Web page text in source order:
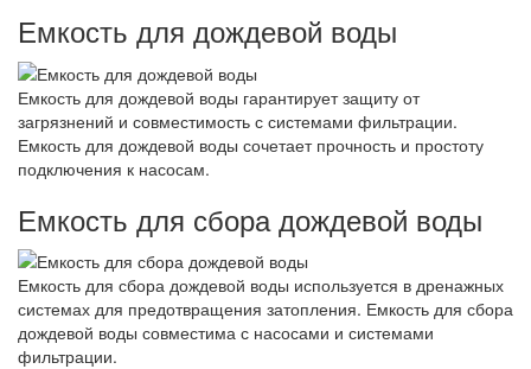
Емкость для дождевой воды
Емкость для дождевой воды гарантирует защиту от
загрязнений и совместимость с системами фильтрации.
Емкость для дождевой воды сочетает прочность и простоту
подключения к насосам.
Емкость для сбора дождевой воды
Емкость для сбора дождевой воды используется в дренажных
системах для предотвращения затопления. Емкость для сбора
дождевой воды совместима с насосами и системами
фильтрации.